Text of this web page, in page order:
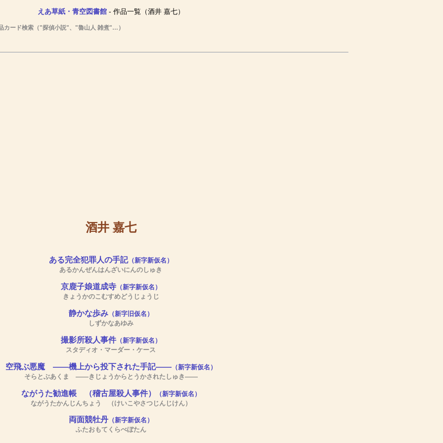
えあ草紙・青空図書館- 作品一覧（酒井 嘉七）
カード検索（"探偵小説"、"魯山人 雑煮"…）
酒井 嘉七
ある完全犯罪人の手記（新字新仮名）
あるかんぜんはんざいにんのしゅき
京鹿子娘道成寺（新字新仮名）
きょうかのこむすめどうじょうじ
静かな歩み（新字旧仮名）
しずかなあゆみ
撮影所殺人事件（新字新仮名）
スタディオ・マーダー・ケース
空飛ぶ悪魔 ――機上から投下された手記――（新字新仮名）
そらとぶあくま ――きじょうからとうかされたしゅき――
ながうた勧進帳 （稽古屋殺人事件） （新字新仮名）
ながうたかんじんちょう （けいこやさつじんじけん）
両面競牡丹（新字新仮名）
ふたおもてくらべぼたん